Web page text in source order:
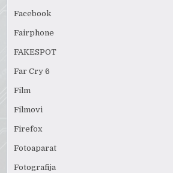
Facebook
Fairphone
FAKESPOT
Far Cry 6
Film
Filmovi
Firefox
Fotoaparat
Fotografija